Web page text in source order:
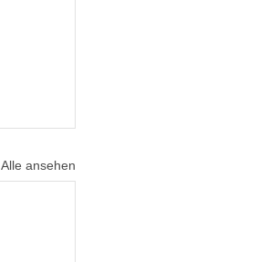
Alle ansehen